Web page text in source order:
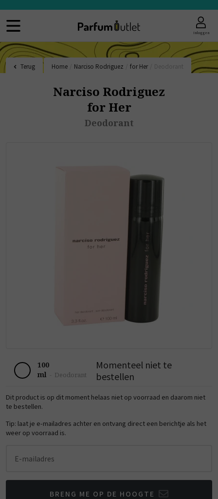
Inloggen
Terug Home Narciso Rodriguez for Her
Narciso Rodriguez
for Her
Deodorant
100
ml - Deodorant
Momenteel niet te
bestellen
Dit product is op dit moment helaas niet op voorraad en daarom niet
te bestellen.
Tip: laat je e-mailadres achter en ontvang direct een berichtje als het
weer op voorraad is.
E-mailadres
BRENG ME OP DE HOOGTE